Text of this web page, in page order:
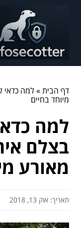
דף הבית»למה כדאי
מיוחד בחיים
למה
בצלם
מאורע
תאריך: אוק 13, 2018